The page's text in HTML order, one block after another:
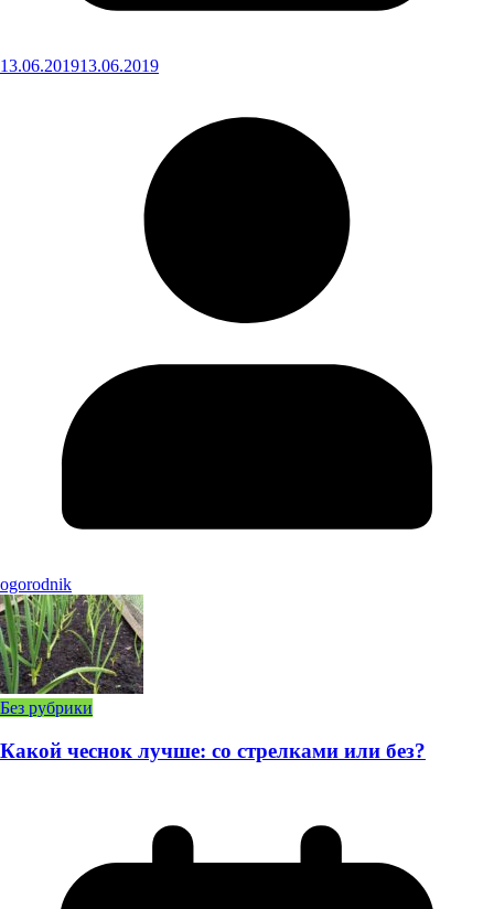
13.06.201913.06.2019
ogorodnik
Без рубрики
Какой чеснок лучше: со стрелками или без?